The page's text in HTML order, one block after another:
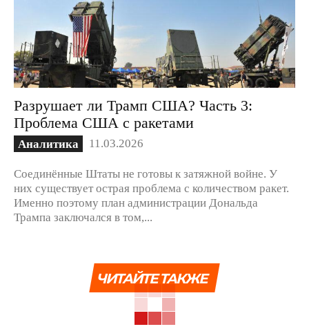
Разрушает ли Трамп США? Часть 3:
Проблема США с ракетами
Аналитика 11.03.2026
Соединённые Штаты не готовы к затяжной войне. У
них существует острая проблема с количеством ракет.
Именно поэтому план администрации Дональда
Трампа заключался в том,...
ЧИТАЙТЕ ТАКЖЕ